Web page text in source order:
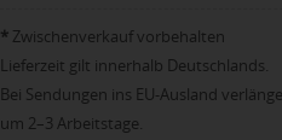
* Zwischenverkauf vorbehalten
Lieferzeit gilt innerhalb Deutschlands.
Bei Sendungen ins EU-Ausland
um 2–3 Arbeitstage.